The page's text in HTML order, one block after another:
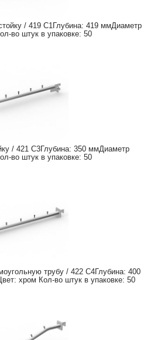
/ 419 C1Глубина: 419 ммДиаметр
во штук в упаковке: 50
/ 421 C3Глубина: 350 ммДиаметр
во штук в упаковке: 50
трубу / 422 C4Глубина: 400
хром Кол-во штук в упаковке: 50